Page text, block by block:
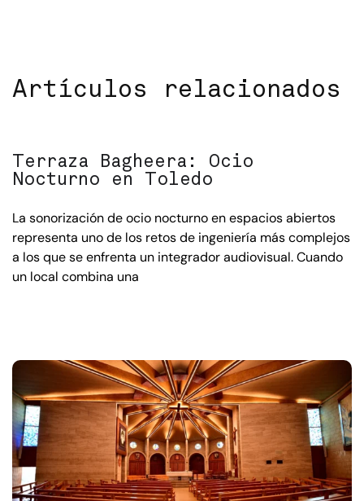
Artículos relacionados
Terraza Bagheera: Ocio
Nocturno en Toledo
La sonorización de ocio nocturno en espacios abiertos
representa uno de los retos de ingeniería más complejos
a los que se enfrenta un integrador audiovisual. Cuando
un local combina una